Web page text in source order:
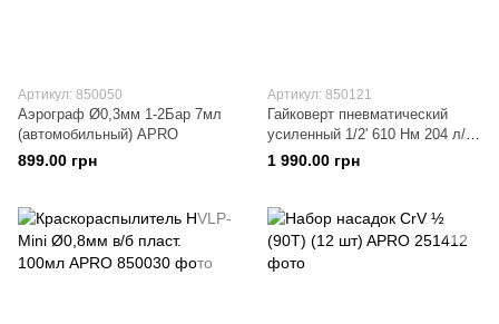
Артикул: 850050
Аэрограф Ø0,3мм 1-2Бар 7мл
(автомобильный) APRO
899.00 грн
Артикул: 850121
Гайковерт пневматический
усиленный 1/2' 610 Нм 204 л/
мин APRO
1 990.00 грн